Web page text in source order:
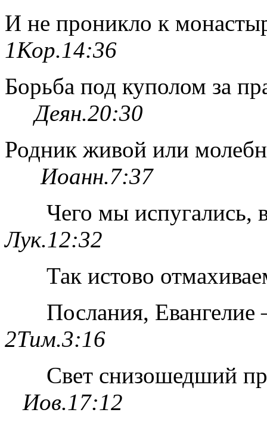
И не проникло к
1Кор.14:36
Борьба под куполом за
Деян.20:30
Родник живой или
Иоанн.7:37
Чего мы испугались,
Лук.12:32
Так истово
Послания, Евангелие
2Тим.3:16
Свет снизошедший
Иов.17:12